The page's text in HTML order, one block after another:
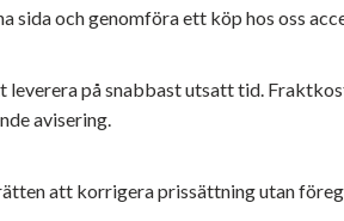
sida och genomföra ett köp hos oss
på snabbast utsatt tid.
avisering.
att korrigera prissättning utan